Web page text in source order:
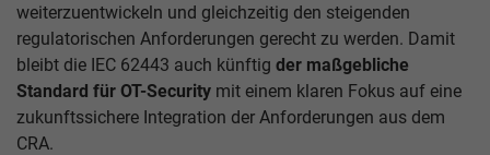
weiterzuentwickeln und gleichzeitig den steigenden
regulatorischen Anforderungen gerecht zu werden. Damit
bleibt die IEC 62443 auch künftig der maßgebliche
Standard für OT-Security mit einem klaren Fokus auf eine
zukunftssichere Integration der Anforderungen aus dem
CRA.